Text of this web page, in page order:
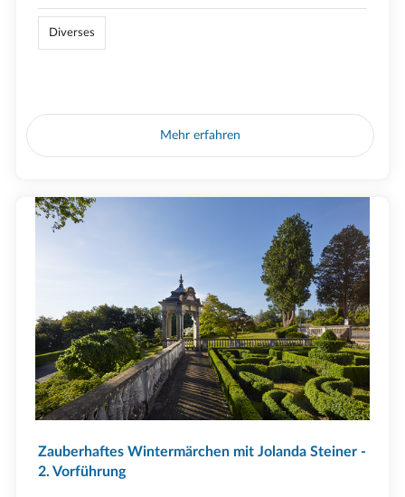
Diverses
Mehr erfahren
Zauberhaftes Wintermärchen mit Jolanda Steiner -
2. Vorführung